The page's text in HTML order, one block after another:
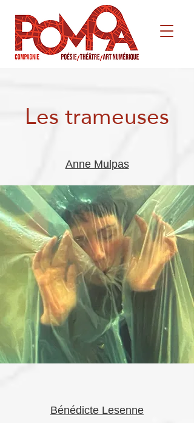
Les trameuses
Anne Mulpas
Bénédicte Lesenne